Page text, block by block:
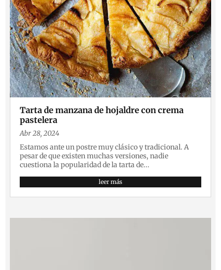
Tarta de manzana de hojaldre con crema
pastelera
Abr 28, 2024
Estamos ante un postre muy clásico y tradicional. A
pesar de que existen muchas versiones, nadie
cuestiona la popularidad de la tarta de...
leer más